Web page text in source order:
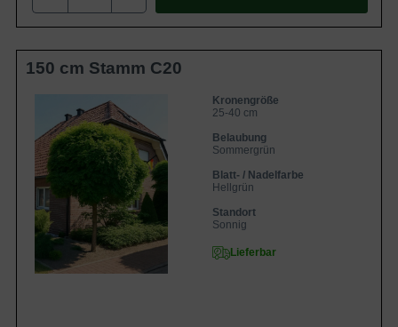
150 cm Stamm C20
Kronengröße
25-40 cm
Belaubung
Sommergrün
Blatt- / Nadelfarbe
Hellgrün
Standort
Sonnig
Lieferbar